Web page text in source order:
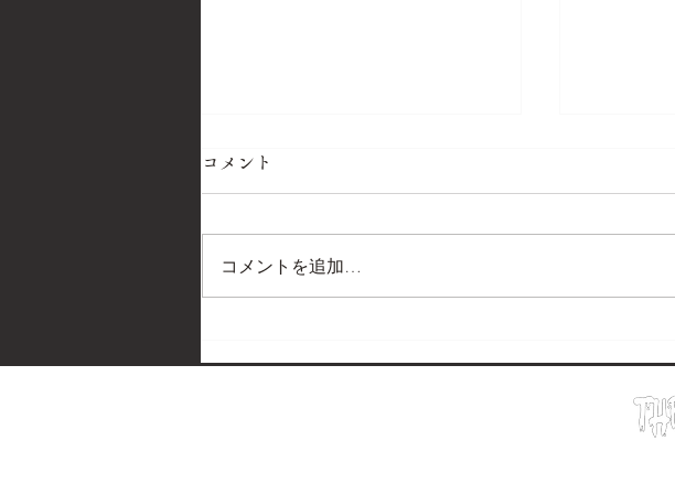
コメント
コメントを追加…